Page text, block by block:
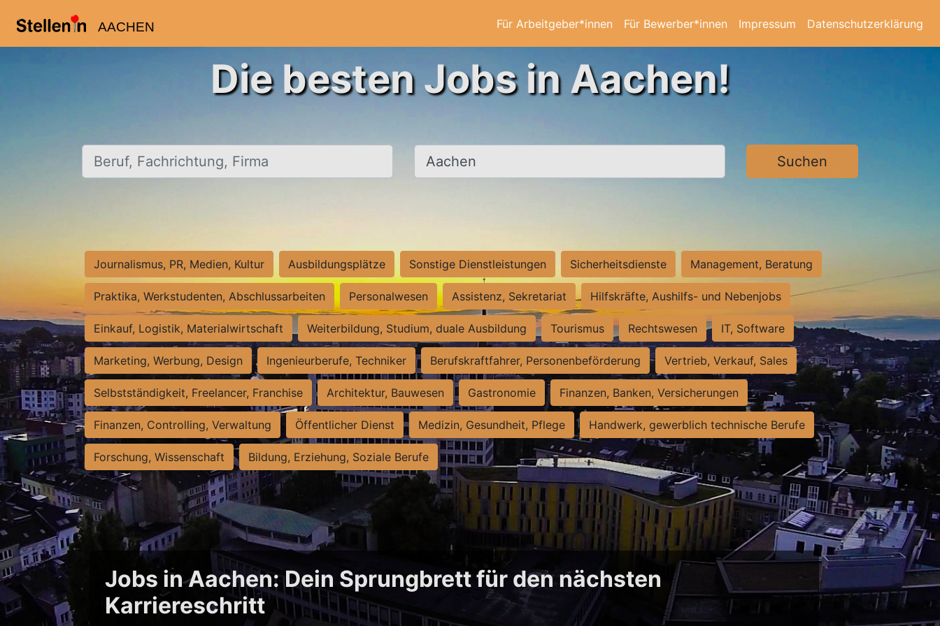
AACHEN Für Arbeitgeber*innen Für Bewerber*innen Impressum Datenschutzerklärung
Die besten Jobs in Aachen!
Beruf, Fachrichtung, Firma Ort, Stadt Suchen
Journalismus, PR, Medien, Kultur Ausbildungsplätze Sonstige Dienstleistungen Sicherheitsdienste Management, Beratung
Praktika, Werkstudenten, Abschlussarbeiten Personalwesen Assistenz, Sekretariat Hilfskräfte, Aushilfs- und Nebenjobs
Einkauf, Logistik, Materialwirtschaft Weiterbildung, Studium, duale Ausbildung Tourismus Rechtswesen IT, Software
Marketing, Werbung, Design Ingenieurberufe, Techniker Berufskraftfahrer, Personenbeförderung Vertrieb, Verkauf, Sales
Selbstständigkeit, Freelancer, Franchise Architektur, Bauwesen Gastronomie Finanzen, Banken, Versicherungen
Finanzen, Controlling, Verwaltung Öffentlicher Dienst Medizin, Gesundheit, Pflege Handwerk, gewerblich technische Berufe
Forschung, Wissenschaft Bildung, Erziehung, Soziale Berufe
Jobs in Aachen: Dein Sprungbrett für den nächsten
Karriereschritt